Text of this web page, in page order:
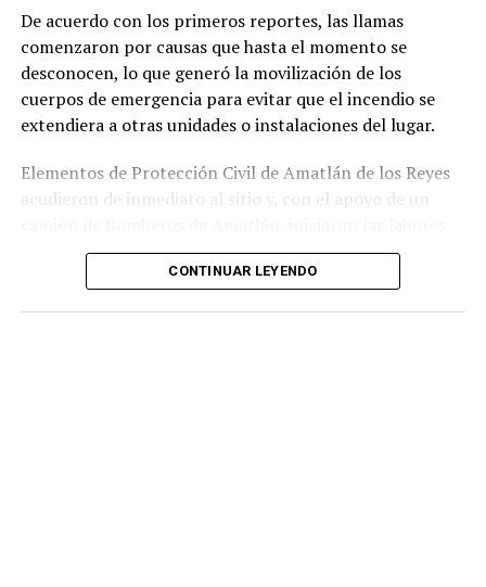
públicos.
De acuerdo con los primeros reportes, las llamas
comenzaron por causas que hasta el momento se
desconocen, lo que generó la movilización de los
cuerpos de emergencia para evitar que el incendio se
extendiera a otras unidades o instalaciones del lugar.
Elementos de Protección Civil de Amatlán de los Reyes
acudieron de inmediato al sitio y, con el apoyo de un
para sofocar el fuego, logrando controlar la emergencia
tras varios minutos de trabajo.
CONTINUAR LEYENDO